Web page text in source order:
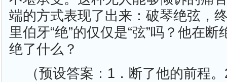
端的方式表现了出来：破琴绝弦，
里伯牙“绝”的仅仅是“弦”吗？他在
绝了什么？
（预设答案：1．断了他的前程